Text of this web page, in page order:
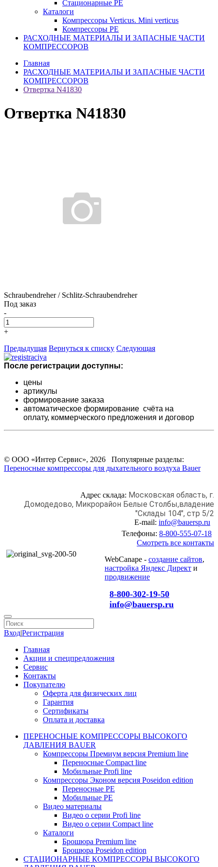
Стационарные PE
Каталоги
Компрессоры Verticus. Mini verticus
Компрессоры PE
РАСХОДНЫЕ МАТЕРИАЛЫ И ЗАПАСНЫЕ ЧАСТИ
КОМПРЕССОРОВ
Главная
РАСХОДНЫЕ МАТЕРИАЛЫ И ЗАПАСНЫЕ ЧАСТИ
КОМПРЕССОРОВ
Отвертка N41830
Отвертка N41830
Schraubendreher / Schlitz-Schraubendreher
Под заказ
-
+
Предыдущая Вернуться к списку Следующая
После регистрации доступны:
цены
артикулы
формирование заказа
автоматическое формирование счёта на
оплату, коммерческого предложения и договор
© ООО «Интер Сервис», 2026 Популярные разделы:
Переносные компрессоры для дыхательного воздуха Bauer
Адрес склада: Московская область, г.
Домодедово, Микрорайон Белые Столбы,владение
"Склады 104", стр 5/2
E-mail: info@bauersp.ru
Телефоны: 8-800-555-07-18
Смотреть все контакты
WebCanape - создание сайтов,
настройка Яндекс Директ и
продвижение
8-800-302-19-50
info@bauersp.ru
Вход|Регистрация
Главная
Акции и спецпредложения
Сервис
Контакты
Покупателю
Оферта для физических лиц
Гарантия
Сертификаты
Оплата и доставка
ПЕРЕНОСНЫЕ КОМПРЕССОРЫ ВЫСОКОГО
ДАВЛЕНИЯ BAUER
Компрессоры Премиум версия Premium line
Переносные Compact line
Мобильные Profi line
Компрессоры Эконом версия Poseidon edition
Переносные PE
Мобильные PE
Видео материалы
Видео о серии Profi line
Видео о серии Compact line
Каталоги
Брошюра Premium line
Брошюра Poseidon edition
СТАЦИОНАРНЫЕ КОМПРЕССОРЫ ВЫСОКОГО